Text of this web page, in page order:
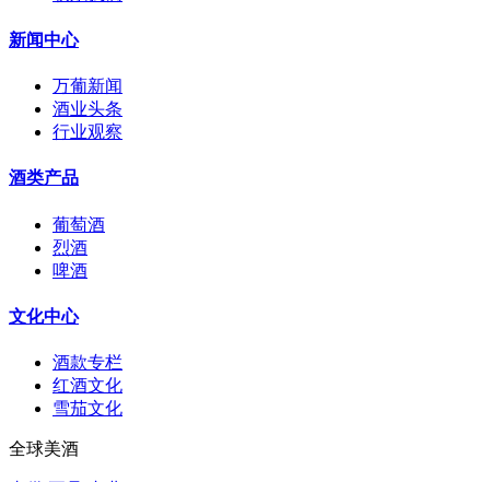
新闻中心
万葡新闻
酒业头条
行业观察
酒类产品
葡萄酒
烈酒
啤酒
文化中心
酒款专栏
红酒文化
雪茄文化
全球美酒